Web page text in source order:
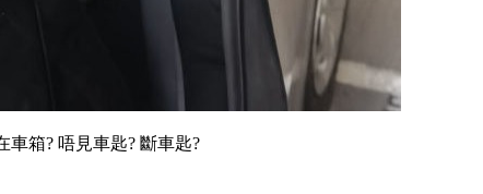
車箱? 唔見車匙? 斷車匙?